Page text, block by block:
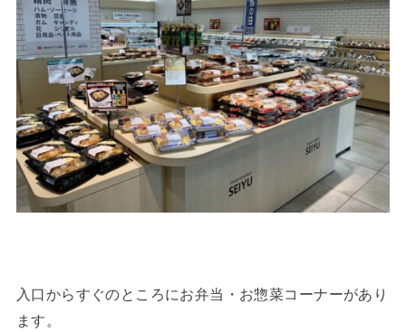
入口からすぐのところにお弁当・お惣菜コーナーがあり
ます。